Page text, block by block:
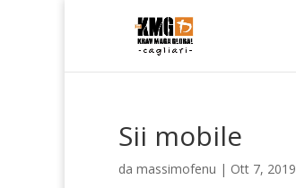
Sii mobile
da massimofenu | Ott 7, 2019